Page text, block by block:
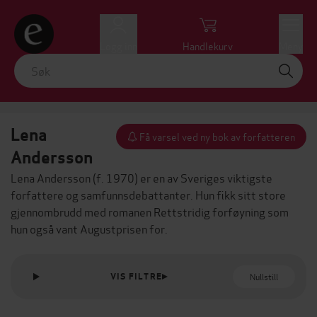
Handlekurv
Lena
Andersson
Få varsel ved ny bok av forfatteren
Lena Andersson (f. 1970) er en av Sveriges viktigste
forfattere og samfunnsdebattanter. Hun fikk sitt store
gjennombrudd med romanen Rettstridig forføyning som
hun også vant Augustprisen for.
VIS FILTRE Nullstill